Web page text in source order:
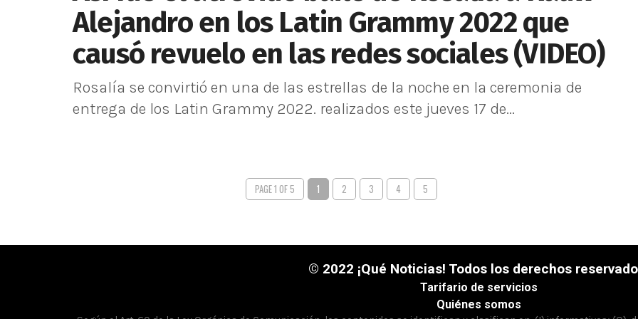
Alejandro en los Latin Grammy 2022 que
causó revuelo en las redes sociales (VIDEO)
Rosalía se convirtió en una de las estrellas de la noche en la ceremonia de
entrega de los Latin Grammy 2022. realizados este jueves 17 de...
PAGE 1 OF 5 1 2 3 4 5
© 2022 ¡Qué Noticias! Todos los derechos
Tarifario de servicios
Quiénes somos